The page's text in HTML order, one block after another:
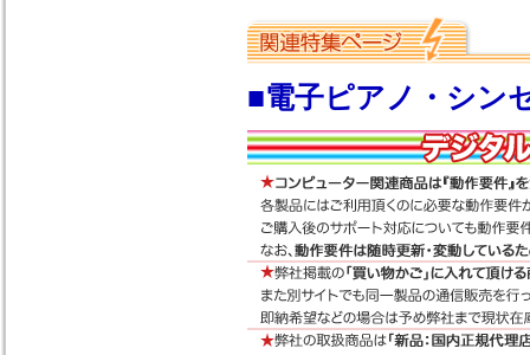
■電子ピアノ・シン